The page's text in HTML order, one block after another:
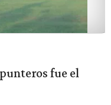
fue el